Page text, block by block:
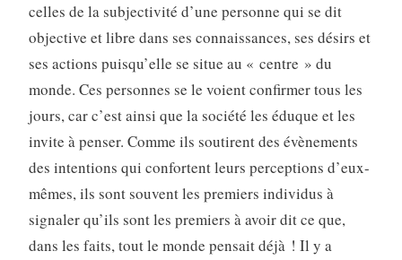
celles de la subjectivité d’une personne qui se dit
objective et libre dans ses connaissances, ses désirs et
ses actions puisqu’elle se situe au « centre » du
monde. Ces personnes se le voient confirmer tous les
jours, car c’est ainsi que la société les éduque et les
invite à penser. Comme ils soutirent des évènements
des intentions qui confortent leurs percep­tions d’eux-
mêmes, ils sont souvent les premiers individus à
signaler qu’ils sont les premiers à avoir dit ce que,
dans les faits, tout le monde pensait déjà ! Il y a